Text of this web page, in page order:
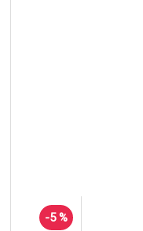
-5 %